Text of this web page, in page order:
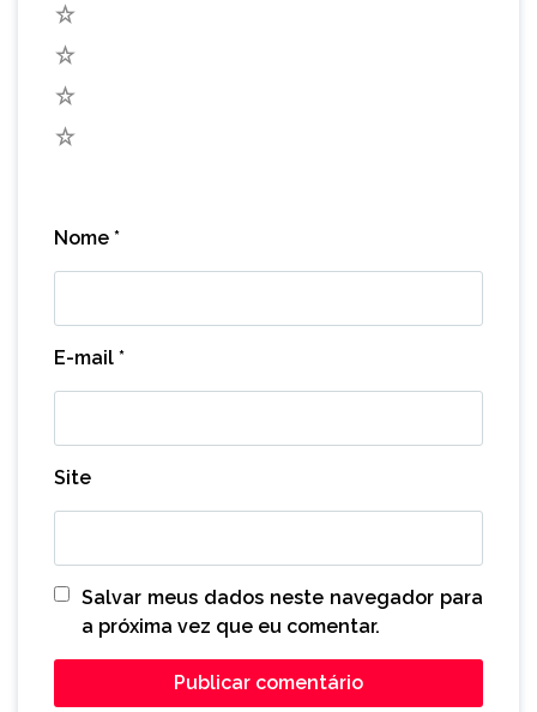
Nome *
E-mail *
Site
Salvar meus dados neste navegador para
a próxima vez que eu comentar.